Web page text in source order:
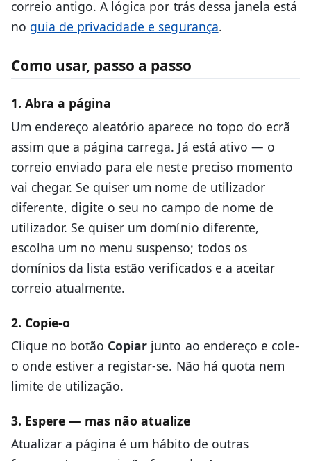
correio antigo. A lógica por trás dessa janela está
no guia de privacidade e segurança.
Como usar, passo a passo
1. Abra a página
Um endereço aleatório aparece no topo do ecrã
assim que a página carrega. Já está ativo — o
correio enviado para ele neste preciso momento
vai chegar. Se quiser um nome de utilizador
diferente, digite o seu no campo de nome de
utilizador. Se quiser um domínio diferente,
escolha um no menu suspenso; todos os
domínios da lista estão verificados e a aceitar
correio atualmente.
2. Copie-o
Clique no botão Copiar junto ao endereço e cole-
o onde estiver a registar-se. Não há quota nem
limite de utilização.
3. Espere — mas não atualize
Atualizar a página é um hábito de outras